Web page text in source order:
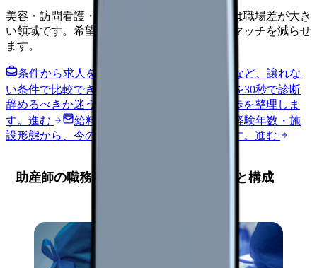
美容・訪問看護・クリニック・夜勤なしなどは職場差が大き
い領域です。希望条件を先に整理するとミスマッチを減らせ
ます。
条件から求人を見る
夜勤回数・残業・通勤など、譲れな
い条件で比較できます。
職場の悩みを30秒で診断
辞めるべきか迷う前に、悩みの種類と次の一歩を整理しま
す。 進む 給料コンパスで比較する
地域・経験年数・施
設形態から、今の給料の現在地を確認できます。 進む
助産師の職務経歴書 基本フォーマットと構成